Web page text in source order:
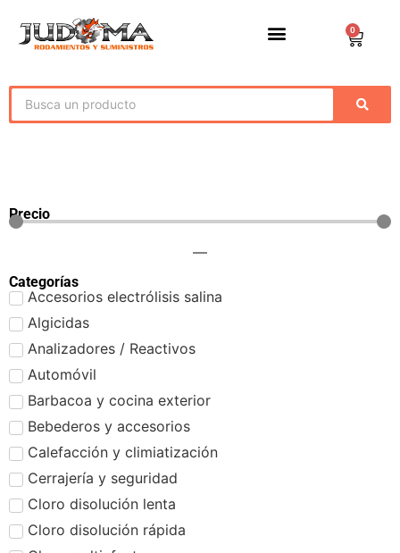
0
Precio
—
Categorías
Accesorios electrólisis salina
Algicidas
Analizadores / Reactivos
Automóvil
Barbacoa y cocina exterior
Bebederos y accesorios
Calefacción y climiatización
Cerrajería y seguridad
Cloro disolución lenta
Cloro disolución rápida